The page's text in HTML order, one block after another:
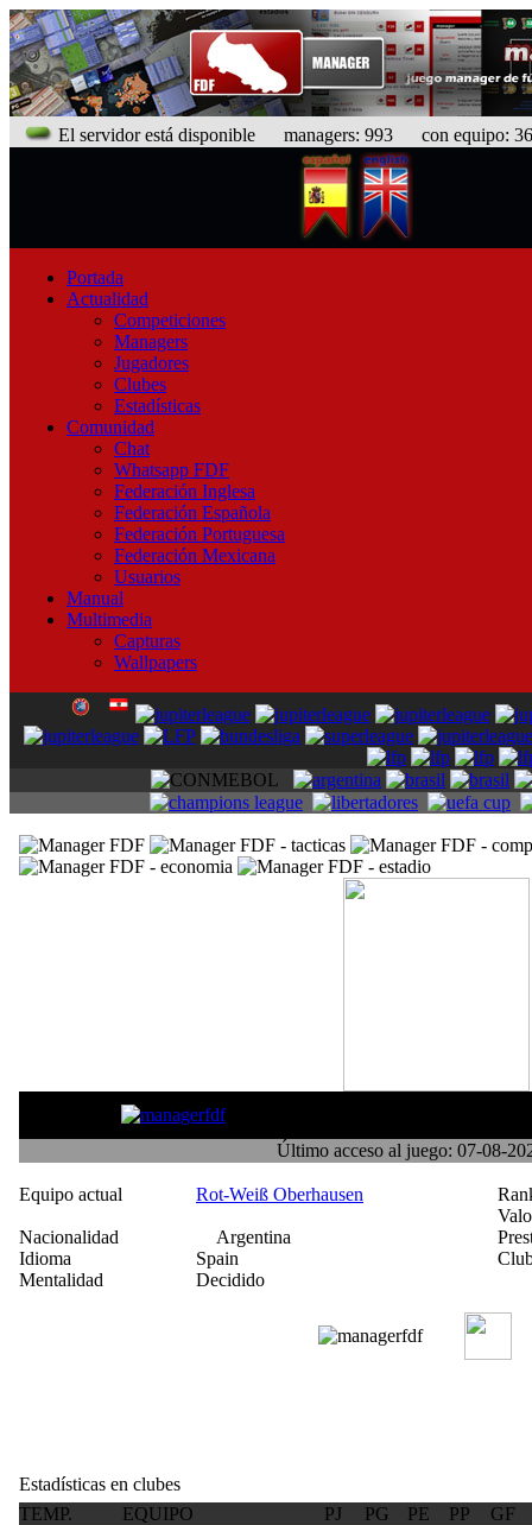
El servidor está disponible managers: 993 con equipo:
Portada
Actualidad
Competiciones
Managers
Jugadores
Clubes
Estadísticas
Comunidad
Chat
Whatsapp FDF
Federación Inglesa
Federación Española
Federación Portuguesa
Federación Mexicana
Usuarios
Manual
Multimedia
Capturas
Wallpapers
Último acceso al juego: 07-08-
Equipo actual Rot-Weiß Oberhausen
Nacionalidad
Argentina
Idioma
Spain
Mentalidad
Decidido
Estadísticas en clubes
TEMP.
EQUIPO PJ PG PE PP
GF